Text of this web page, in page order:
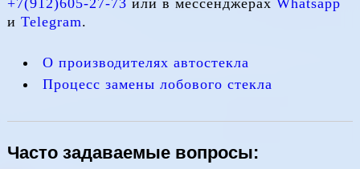
+7(912)605-27-73 или в мессенджерах Whatsapp
и Telegram.
О производителях автостекла
Процесс замены лобового стекла
Часто задаваемые вопросы: